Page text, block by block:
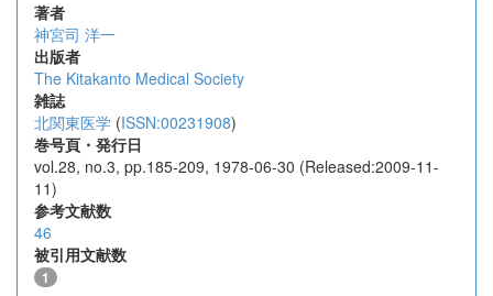
著者
神宮司 洋一
出版者
The Kitakanto Medical Society
雑誌
北関東医学 (ISSN:00231908)
巻号頁・発行日
vol.28, no.3, pp.185-209, 1978-06-30 (Released:2009-11-
11)
参考文献数
46
被引用文献数
1